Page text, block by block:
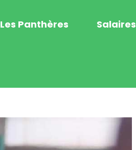
Les Panthères Salaires